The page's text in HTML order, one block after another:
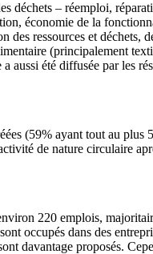
déchets – réemploi,
économie de la
ressources et déchets,
(principalement
aussi été diffusée par les
(59% ayant tout au
de nature circulaire
220 emplois,
occupés dans des
davantage proposés.